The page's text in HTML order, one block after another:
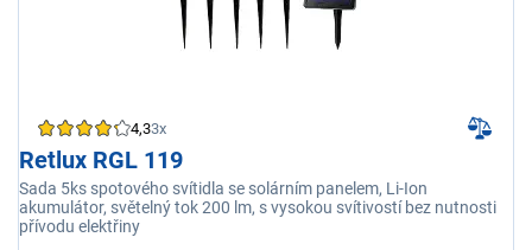
4,33x
Retlux RGL 119
Sada 5ks spotového svítidla se solárním panelem, Li-Ion
akumulátor, světelný tok 200 lm, s vysokou svítivostí bez nutnosti
přívodu elektřiny